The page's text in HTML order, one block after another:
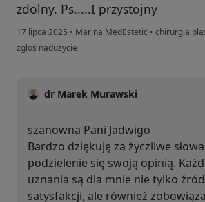
zdolny. Ps.....I przystojny
17 lipca 2025 • Marina MedEstetic • chirurgia
w opinii użytkownika Jadwiga
zgłoś nadużycie
dr Marek Murawski
szanowna Pani Jadwigo
Bardzo dziękuję za życzliwe
podzielenie się swoją opinią.
uznania są dla mnie nie tylko
satysfakcji, ale również